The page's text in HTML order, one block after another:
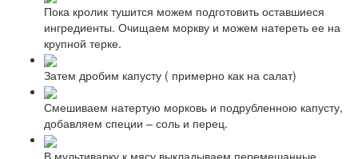
Пока кролик тушится можем подготовить оставшиеся
ингредиенты. Очищаем моркву и можем натереть ее на
крупной терке.
Затем дробим капусту ( примерно как на салат)
Смешиваем натертую морковь и подрубленною капусту,
добавляем специи – соль и перец.
В мультиварку к мясу выкладываем перемешанные